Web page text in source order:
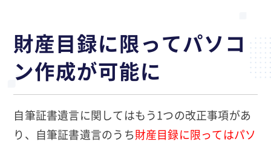
財産目録に限ってパソコ
ン作成が可能に
自筆証書遺言に関してはもう1つの改正事項があ
り、自筆証書遺言のうち財産目録に限ってはパソ